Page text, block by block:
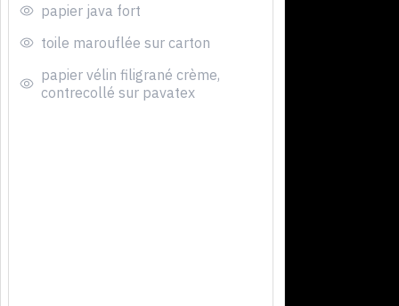
papier java fort
toile marouflée sur carton
papier vélin filigrané crème,
contrecollé sur pavatex